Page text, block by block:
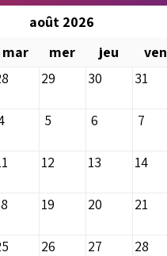
août 2026
mar mer jeu ven
29 30 31
5 6 7
12 13 14
19 20 21
26 27 28